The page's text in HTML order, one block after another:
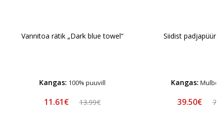
Vannitoa rätik „Dark blue towel“
Kangas: 100% puuvill
11.61€ 13.99€
Siidist padjapüür
Kangas:
39.50€